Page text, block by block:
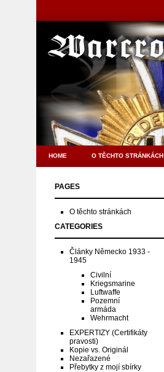
HOME O TĚCHTO STRÁNKÁCH
PAGES
O těchto stránkách
CATEGORIES
Články Německo 1933 -
1945
Civilní
Kriegsmarine
Luftwaffe
Pozemní
armáda
Wehrmacht
EXPERTIZY (Certifikáty
pravosti)
Kopie vs. Originál
Nezařazené
Přebytky z mojí sbírky